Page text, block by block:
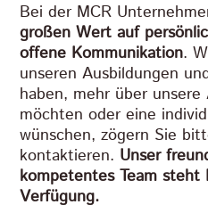
Bei der MCR
großen Wert auf
offene Kommunikation.
unseren Ausbildungen
haben, mehr über
möchten oder eine
wünschen, zögern Sie
kontaktieren. Unser
kompetentes Team steht
Verfügung.